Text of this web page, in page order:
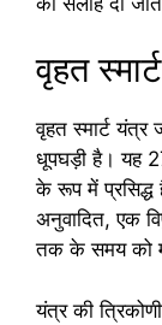
वृहत
वृहत स्मार्ट
धूपघड़ी है। यह
के रूप में प्रसिद्ध
अनुवादित, एक
तक के समय को
यंत्र की